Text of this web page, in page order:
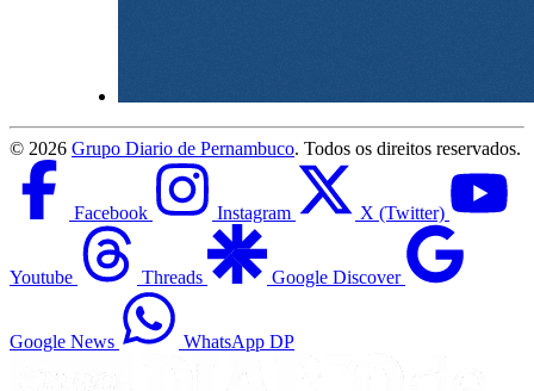
© 2026 Grupo Diario de Pernambuco. Todos os direitos reservados.
Facebook Instagram X (Twitter)
Youtube Threads Google Discover
Google News WhatsApp DP